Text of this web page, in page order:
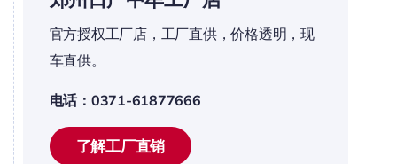
官方授权工厂店，工厂直供，价格透明，现
车直供。
电话：0371-61877666
了解工厂直销